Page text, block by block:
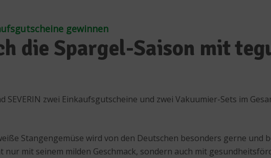
gewinnen
die Spargel-Saison mit
zwei Einkaufsgutscheine und zwei Vakuumier-Sets im
Stangengemüse wird von den Deutschen besonders gerne und
nur mit seinem milden Geschmack, sondern auch mit